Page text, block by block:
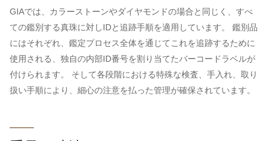
GIAでは、カラーストーンやダイヤモンドの場合と同じく、すべ
ての鑑別する真珠に対しIDと追跡手順を適用しています。 鑑別品
にはそれぞれ、鑑定プロセス全体を通じてこれを追跡するために
使用される、独自の内部ID番号を割り当てたバーコードラベルが
付けられます。 そして各段階における特殊な検査、手入れ、取り
扱い手順により、細心の注意を払った管理が確保されています。